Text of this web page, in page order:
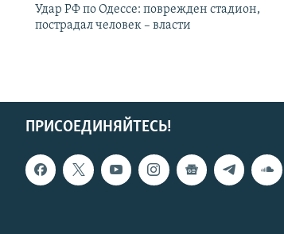
Удар РФ по Одессе: поврежден стадион,
пострадал человек – власти
ПРИСОЕДИНЯЙТЕСЬ!